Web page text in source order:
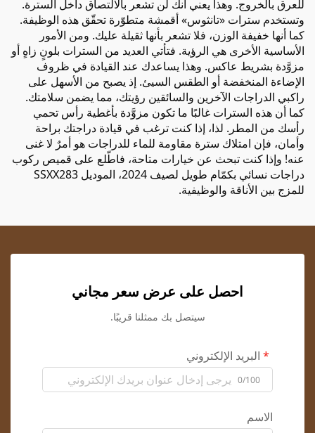
للعرق بالخروج. وهذا يعني أنك لن تشعر بالالتصاق داخل السترة.
وتستخدم سترات «تانثوس» أقمشة متطوّرة تحقّق هذه الوظيفة.
كما أنها خفيفة الوزن، فلا تشعر بأنها ثقيلة عليك. ومن الأمور
الأساسية الأخرى هي الرؤية. فتأتي العديد من السترات بلونٍ زاهٍ أو
مزوَّدة بشريط عاكس. وهذا يساعدك عند القيادة في ظروف
الإضاءة المنخفضة أو الطقس السيئ. إذ يصبح من الأسهل على
راكبي الدراجات الآخرين والسائقين رؤيتك، مما يضمن سلامتك.
كما أن هذه السترات غالبًا ما تكون مزوَّدة بأغطية رأس تحمي
رأسك من المطر. لذا، إذا كنت ترغب في قيادة دراجتك براحة
وأمان، فإن امتلاك سترة مقاومة للماء للدراجات هو أمرٌ لا غنى
عنه! وإذا كنت تبحث عن خيارات متاحة، فاطّلع على قميص ركوب
دراجات نسائي بكمّام طويل لصيف 2024، الموديل SSXX283
للمزج بين الأناقة والوظيفية.
احصل على عرض سعر مجاني
سيتصل بك ممثلنا قريبًا.
البريد الإلكتروني
0/100
الاسم